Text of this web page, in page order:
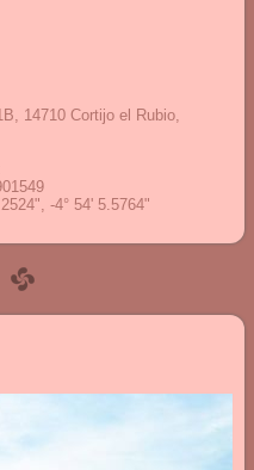
14710 Cortijo el Rubio,
-4° 54' 5.5764"